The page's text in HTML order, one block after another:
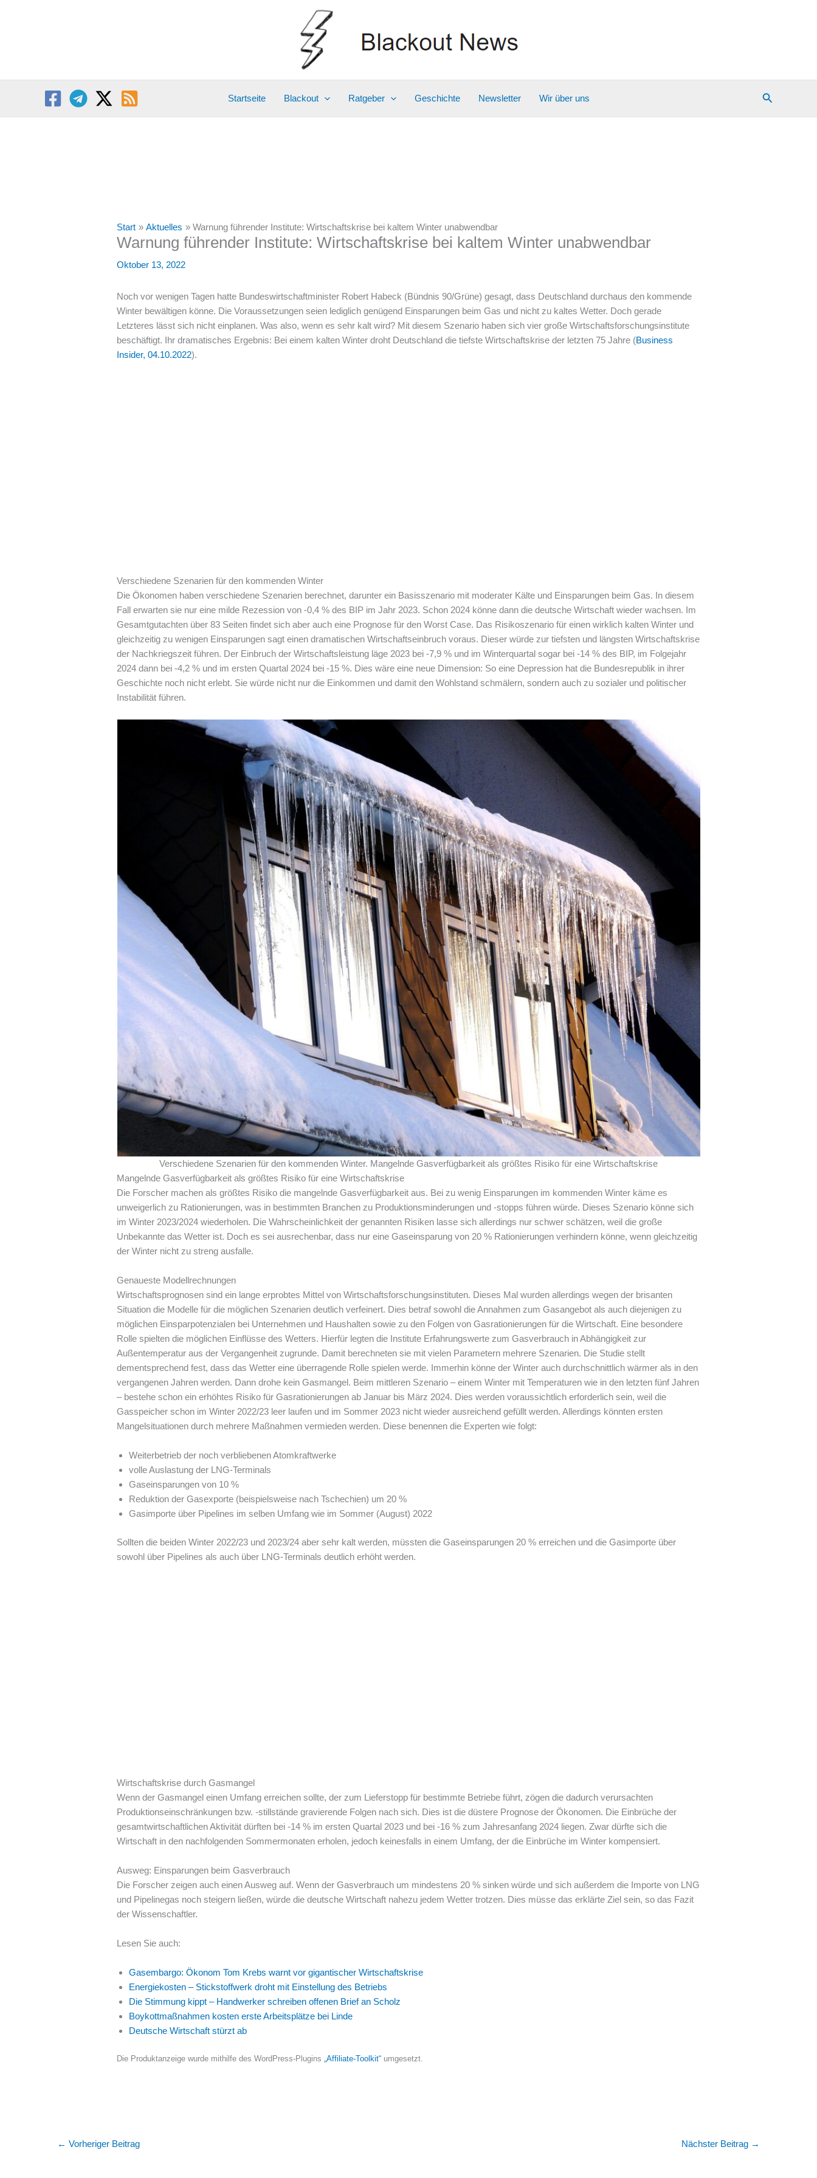
Startseite Blackout Ratgeber Geschichte Newsletter Wir über uns Suchen
Start Aktuelles Warnung führender Institute: Wirtschaftskrise bei kaltem Winter unabwendbar
Warnung führender Institute: Wirtschaftskrise bei kaltem Winter unabwendbar
Oktober 13, 2022
Noch vor wenigen Tagen hatte Bundeswirtschaftminister Robert Habeck (Bündnis 90/Grüne) gesagt, dass Deutschland durchaus den kommende
Winter bewältigen könne. Die Voraussetzungen seien lediglich genügend Einsparungen beim Gas und nicht zu kaltes Wetter. Doch gerade
Letzteres lässt sich nicht einplanen. Was also, wenn es sehr kalt wird? Mit diesem Szenario haben sich vier große Wirtschaftsforschungsinstitute
beschäftigt. Ihr dramatisches Ergebnis: Bei einem kalten Winter droht Deutschland die tiefste Wirtschaftskrise der letzten 75 Jahre (Business
Insider, 04.10.2022).
Verschiedene Szenarien für den kommenden Winter
Die Ökonomen haben verschiedene Szenarien berechnet, darunter ein Basisszenario mit moderater Kälte und Einsparungen beim Gas. In diesem
Fall erwarten sie nur eine milde Rezession von -0,4 % des BIP im Jahr 2023. Schon 2024 könne dann die deutsche Wirtschaft wieder wachsen. Im
Gesamtgutachten über 83 Seiten findet sich aber auch eine Prognose für den Worst Case. Das Risikoszenario für einen wirklich kalten Winter und
gleichzeitig zu wenigen Einsparungen sagt einen dramatischen Wirtschaftseinbruch voraus. Dieser würde zur tiefsten und längsten Wirtschaftskrise
der Nachkriegszeit führen. Der Einbruch der Wirtschaftsleistung läge 2023 bei -7,9 % und im Winterquartal sogar bei -14 % des BIP, im Folgejahr
2024 dann bei -4,2 % und im ersten Quartal 2024 bei -15 %. Dies wäre eine neue Dimension: So eine Depression hat die Bundesrepublik in ihrer
Geschichte noch nicht erlebt. Sie würde nicht nur die Einkommen und damit den Wohlstand schmälern, sondern auch zu sozialer und politischer
Instabilität führen.
Verschiedene Szenarien für den kommenden Winter. Mangelnde Gasverfügbarkeit als größtes Risiko für eine Wirtschaftskrise
Mangelnde Gasverfügbarkeit als größtes Risiko für eine Wirtschaftskrise
Die Forscher machen als größtes Risiko die mangelnde Gasverfügbarkeit aus. Bei zu wenig Einsparungen im kommenden Winter käme es
unweigerlich zu Rationierungen, was in bestimmten Branchen zu Produktionsminderungen und -stopps führen würde. Dieses Szenario könne sich
im Winter 2023/2024 wiederholen. Die Wahrscheinlichkeit der genannten Risiken lasse sich allerdings nur schwer schätzen, weil die große
Unbekannte das Wetter ist. Doch es sei ausrechenbar, dass nur eine Gaseinsparung von 20 % Rationierungen verhindern könne, wenn gleichzeitig
der Winter nicht zu streng ausfalle.
Genaueste Modellrechnungen
Wirtschaftsprognosen sind ein lange erprobtes Mittel von Wirtschaftsforschungsinstituten. Dieses Mal wurden allerdings wegen der brisanten
Situation die Modelle für die möglichen Szenarien deutlich verfeinert. Dies betraf sowohl die Annahmen zum Gasangebot als auch diejenigen zu
möglichen Einsparpotenzialen bei Unternehmen und Haushalten sowie zu den Folgen von Gasrationierungen für die Wirtschaft. Eine besondere
Rolle spielten die möglichen Einflüsse des Wetters. Hierfür legten die Institute Erfahrungswerte zum Gasverbrauch in Abhängigkeit zur
Außentemperatur aus der Vergangenheit zugrunde. Damit berechneten sie mit vielen Parametern mehrere Szenarien. Die Studie stellt
dementsprechend fest, dass das Wetter eine überragende Rolle spielen werde. Immerhin könne der Winter auch durchschnittlich wärmer als in den
vergangenen Jahren werden. Dann drohe kein Gasmangel. Beim mittleren Szenario – einem Winter mit Temperaturen wie in den letzten fünf Jahren
– bestehe schon ein erhöhtes Risiko für Gasrationierungen ab Januar bis März 2024. Dies werden voraussichtlich erforderlich sein, weil die
Gasspeicher schon im Winter 2022/23 leer laufen und im Sommer 2023 nicht wieder ausreichend gefüllt werden. Allerdings könnten ersten
Mangelsituationen durch mehrere Maßnahmen vermieden werden. Diese benennen die Experten wie folgt:
Weiterbetrieb der noch verbliebenen Atomkraftwerke
volle Auslastung der LNG-Terminals
Gaseinsparungen von 10 %
Reduktion der Gasexporte (beispielsweise nach Tschechien) um 20 %
Gasimporte über Pipelines im selben Umfang wie im Sommer (August) 2022
Sollten die beiden Winter 2022/23 und 2023/24 aber sehr kalt werden, müssten die Gaseinsparungen 20 % erreichen und die Gasimporte über
sowohl über Pipelines als auch über LNG-Terminals deutlich erhöht werden.
Wirtschaftskrise durch Gasmangel
Wenn der Gasmangel einen Umfang erreichen sollte, der zum Lieferstopp für bestimmte Betriebe führt, zögen die dadurch verursachten
Produktionseinschränkungen bzw. -stillstände gravierende Folgen nach sich. Dies ist die düstere Prognose der Ökonomen. Die Einbrüche der
gesamtwirtschaftlichen Aktivität dürften bei -14 % im ersten Quartal 2023 und bei -16 % zum Jahresanfang 2024 liegen. Zwar dürfte sich die
Wirtschaft in den nachfolgenden Sommermonaten erholen, jedoch keinesfalls in einem Umfang, der die Einbrüche im Winter kompensiert.
Ausweg: Einsparungen beim Gasverbrauch
Die Forscher zeigen auch einen Ausweg auf. Wenn der Gasverbrauch um mindestens 20 % sinken würde und sich außerdem die Importe von LNG
und Pipelinegas noch steigern ließen, würde die deutsche Wirtschaft nahezu jedem Wetter trotzen. Dies müsse das erklärte Ziel sein, so das Fazit
der Wissenschaftler.
Lesen Sie auch:
Gasembargo: Ökonom Tom Krebs warnt vor gigantischer Wirtschaftskrise
Energiekosten – Stickstoffwerk droht mit Einstellung des Betriebs
Die Stimmung kippt – Handwerker schreiben offenen Brief an Scholz
Boykottmaßnahmen kosten erste Arbeitsplätze bei Linde
Deutsche Wirtschaft stürzt ab
Die Produktanzeige wurde mithilfe des WordPress-Plugins„Affiliate-Toolkit“ umgesetzt.
← Vorheriger Beitrag Nächster Beitrag →